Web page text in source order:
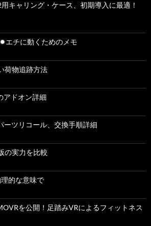
キャリング・ケース、初期導入に最適！
エチに動くためのメモ
荷物追跡方法
アドオン詳細
ーツリコール、交換手順詳細
の実力を比較
的な意味で
を公開！足踏みVRによるフィットネス